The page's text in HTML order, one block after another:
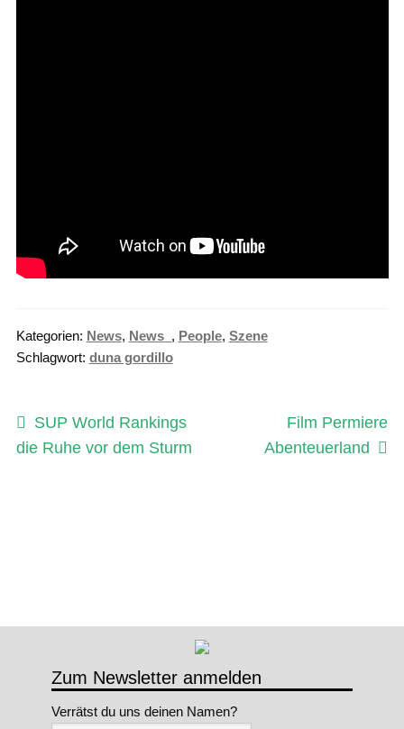
Zum Newsletter anmelden
Verrätst du uns deinen Namen?
Kategorien: News, News_ , People, Szene
Schlagwort: duna gordillo
Beitragsnavigation
Vorheriger
Beitrag:
SUP World Rankings
die Ruhe vor dem Sturm
Nächster
Beitrag:
Film Permiere
Abenteuerland